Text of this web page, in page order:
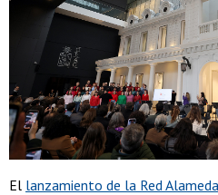
El lanzamiento de la Red